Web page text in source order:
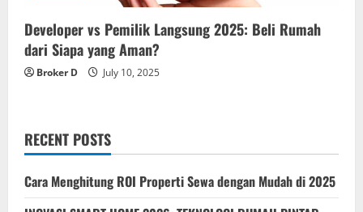
Developer vs Pemilik Langsung 2025: Beli Rumah
dari Siapa yang Aman?
Broker D July 10, 2025
RECENT POSTS
Cara Menghitung ROI Properti Sewa dengan Mudah di 2025